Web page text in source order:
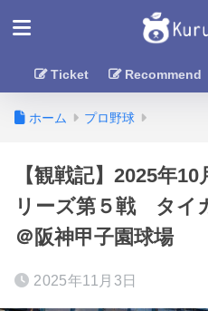
Ticket Recommend
ホーム プロ野球
【観戦記】2025年
リーズ第５戦 タイ
＠阪神甲子園球場
2025年11月3日